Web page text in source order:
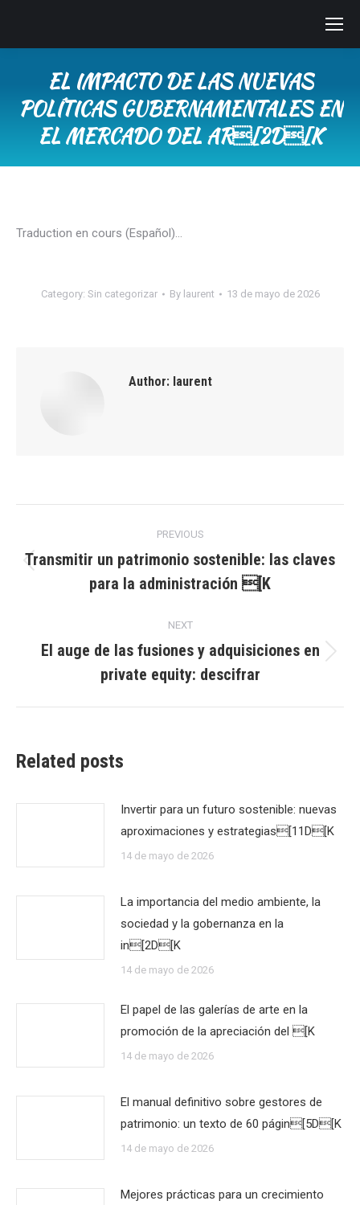
EL IMPACTO DE LAS NUEVAS
POLÍTICAS GUBERNAMENTALES EN
EL MERCADO DEL AR[2D[K
Traduction en cours (Español)…
Category: Sin categorizar By laurent 13 de mayo de 2026
Author: laurent
navigation
PREVIOUS
post:
Transmitir un patrimonio sostenible: las claves
para la administración [K
NEXT
Next
post:
El auge de las fusiones y adquisiciones en
private equity: descifrar
Related posts
Invertir para un futuro sostenible: nuevas
aproximaciones y estrategias[11D[K
14 de mayo de 2026
La importancia del medio ambiente, la
sociedad y la gobernanza en la
in[2D[K
14 de mayo de 2026
El papel de las galerías de arte en la
promoción de la apreciación del [K
14 de mayo de 2026
El manual definitivo sobre gestores de
patrimonio: un texto de 60 págin[5D[K
14 de mayo de 2026
Mejores prácticas para un crecimiento